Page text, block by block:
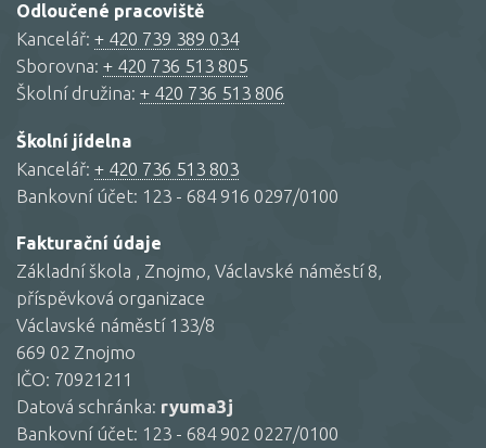
Odloučené pracoviště
Kancelář: + 420 739 389 034
Sborovna: + 420 736 513 805
Školní družina: + 420 736 513 806
Školní jídelna
Kancelář: + 420 736 513 803
Bankovní účet: 123 - 684 916 0297/0100
Fakturační údaje
Základní škola , Znojmo, Václavské náměstí 8,
příspěvková organizace
Václavské náměstí 133/8
669 02 Znojmo
IČO: 70921211
Datová schránka: ryuma3j
Bankovní účet: 123 - 684 902 0227/0100